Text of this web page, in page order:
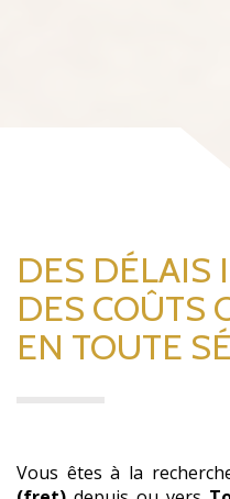
DES DÉLAIS
DES COÛTS
EN TOUTE
Vous êtes à la